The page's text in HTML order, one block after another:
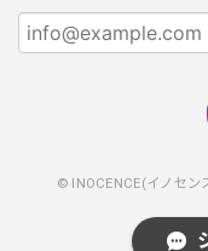
2025/
2025/
© INOCENCE(イノセン